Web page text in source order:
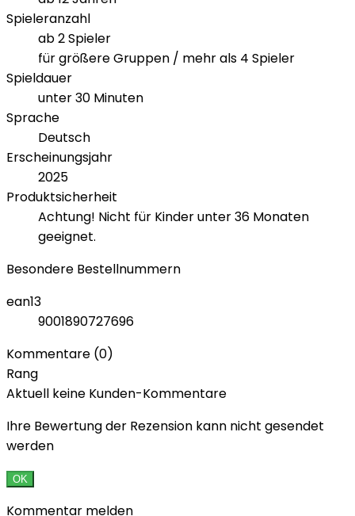
Spieleranzahl
ab 2 Spieler
für größere Gruppen / mehr als 4 Spieler
Spieldauer
unter 30 Minuten
Sprache
Deutsch
Erscheinungsjahr
2025
Produktsicherheit
Achtung! Nicht für Kinder unter 36 Monaten
geeignet.
Besondere Bestellnummern
ean13
9001890727696
Kommentare (0)
Rang
Aktuell keine Kunden-Kommentare
Ihre Bewertung der Rezension kann nicht gesendet
werden
OK
Kommentar melden